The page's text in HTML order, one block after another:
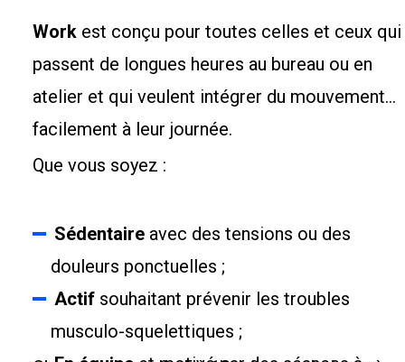
Work est conçu pour toutes celles et ceux qui
passent de longues heures au bureau ou en
atelier et qui veulent intégrer du mouvement
facilement à leur journée.
Que vous soyez :
Sédentaire avec des tensions ou des
douleurs ponctuelles ;
Actif souhaitant prévenir les troubles
musculo-squelettiques ;